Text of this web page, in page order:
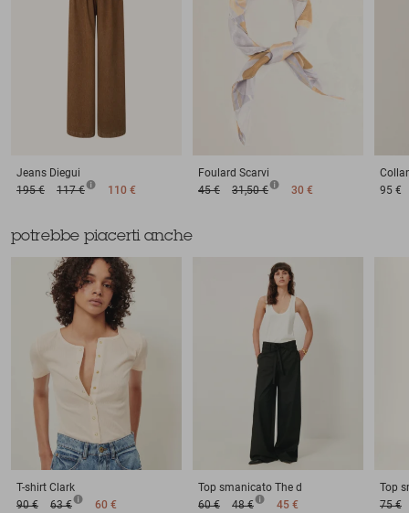
Jeans Diegui
195 €
117 € 110 €
Foulard Scarvi
45 €
31,50 € 30 €
95 €
potrebbe piacerti anche
T-shirt Clark
90 €
63 € 60 €
Top smanicato The d
60 €
48 € 45 €
Top
75 €